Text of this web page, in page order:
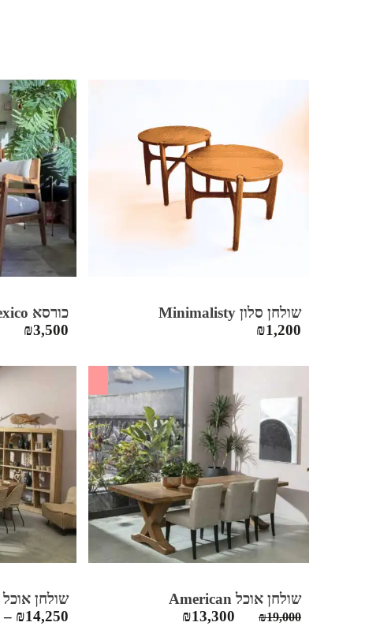
שולחן סלון Minimalisty
₪1,200
כורסא Mexico
₪3,500
שולחן אוכל American
₪19,000
המחיר ₪13,300
שולחן אוכל Roma
₪14,250
–